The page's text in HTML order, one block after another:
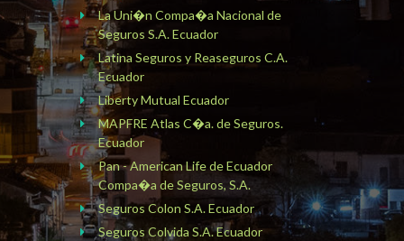
La Uni�n Compa�a Nacional de
Seguros S.A. Ecuador
Latina Seguros y Reaseguros C.A.
Ecuador
Liberty Mutual Ecuador
MAPFRE Atlas C�a. de Seguros.
Ecuador
Pan - American Life de Ecuador
Compa�a de Seguros, S.A.
Seguros Colon S.A. Ecuador
Seguros Colvida S.A. Ecuador